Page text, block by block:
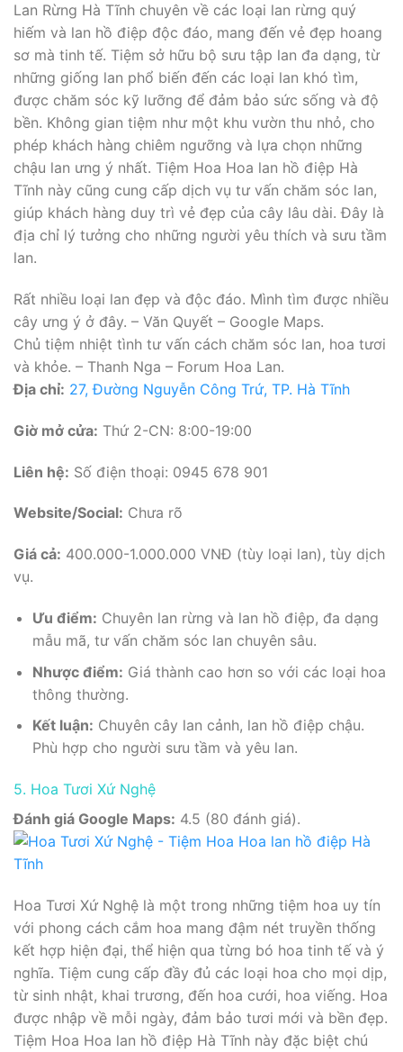
Lan Rừng Hà Tĩnh chuyên về các loại lan rừng quý
hiếm và lan hồ điệp độc đáo, mang đến vẻ đẹp hoang
sơ mà tinh tế. Tiệm sở hữu bộ sưu tập lan đa dạng, từ
những giống lan phổ biến đến các loại lan khó tìm,
được chăm sóc kỹ lưỡng để đảm bảo sức sống và độ
bền. Không gian tiệm như một khu vườn thu nhỏ, cho
phép khách hàng chiêm ngưỡng và lựa chọn những
chậu lan ưng ý nhất. Tiệm Hoa Hoa lan hồ điệp Hà
Tĩnh này cũng cung cấp dịch vụ tư vấn chăm sóc lan,
giúp khách hàng duy trì vẻ đẹp của cây lâu dài. Đây là
địa chỉ lý tưởng cho những người yêu thích và sưu tầm
lan.
Rất nhiều loại lan đẹp và độc đáo. Mình tìm được nhiều
cây ưng ý ở đây. – Văn Quyết – Google Maps.
Chủ tiệm nhiệt tình tư vấn cách chăm sóc lan, hoa tươi
và khỏe. – Thanh Nga – Forum Hoa Lan.
Địa chỉ: 27, Đường Nguyễn Công Trứ, TP. Hà Tĩnh
Giờ mở cửa: Thứ 2-CN: 8:00-19:00
Liên hệ: Số điện thoại: 0945 678 901
Website/Social: Chưa rõ
Giá cả: 400.000-1.000.000 VNĐ (tùy loại lan), tùy dịch
vụ.
Ưu điểm: Chuyên lan rừng và lan hồ điệp, đa dạng
mẫu mã, tư vấn chăm sóc lan chuyên sâu.
Nhược điểm: Giá thành cao hơn so với các loại hoa
thông thường.
Kết luận: Chuyên cây lan cảnh, lan hồ điệp chậu.
Phù hợp cho người sưu tầm và yêu lan.
5. Hoa Tươi Xứ Nghệ
Đánh giá Google Maps: 4.5 (80 đánh giá).
Hoa Tươi Xứ Nghệ là một trong những tiệm hoa uy tín
với phong cách cắm hoa mang đậm nét truyền thống
kết hợp hiện đại, thể hiện qua từng bó hoa tinh tế và ý
nghĩa. Tiệm cung cấp đầy đủ các loại hoa cho mọi dịp,
từ sinh nhật, khai trương, đến hoa cưới, hoa viếng. Hoa
được nhập về mỗi ngày, đảm bảo tươi mới và bền đẹp.
Tiệm Hoa Hoa lan hồ điệp Hà Tĩnh này đặc biệt chú